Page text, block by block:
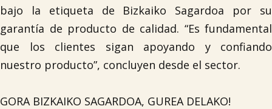
bajo la etiqueta de Bizkaiko Sagardoa por su
garantía de producto de calidad. “Es fundamental
que los clientes sigan apoyando y confiando
nuestro producto”, concluyen desde el sector.
GORA BIZKAIKO SAGARDOA, GUREA DELAKO!